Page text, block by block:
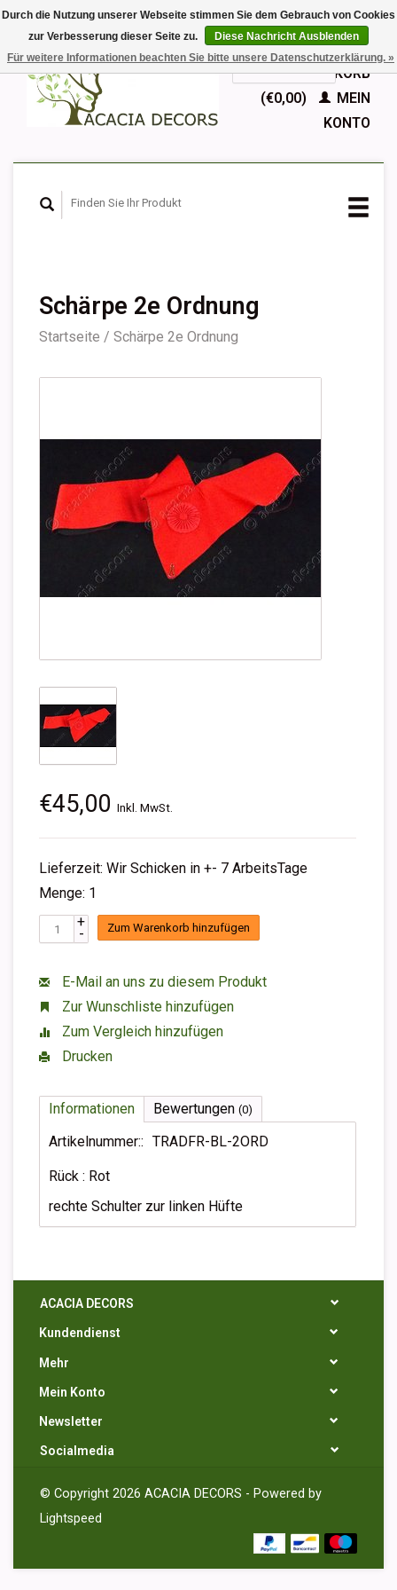
EUR
GBPDeutsch
Nederlands
English
IHR WARENKORB
(€0,00)
MEIN
KONTO
Schärpe 2e Ordnung
Startseite / Schärpe 2e Ordnung
€45,00 Inkl. MwSt.
Lieferzeit: Wir Schicken in +- 7 ArbeitsTage
Menge: 1
+
- Zum Warenkorb hinzufügen
E-Mail an uns zu diesem Produkt
Zur Wunschliste hinzufügen
Zum Vergleich hinzufügen
Drucken
Informationen Bewertungen (0)
Artikelnummer:: TRADFR-BL-2ORD
Rück : Rot
rechte Schulter zur linken Hüfte
ACACIA DECORS
Kundendienst
Mehr
Mein Konto
Newsletter
Socialmedia
© Copyright 2026 ACACIA DECORS - Powered by
Lightspeed
Durch die Nutzung unserer Webseite stimmen Sie dem Gebrauch von Cookies
zur Verbesserung dieser Seite zu.
Diese Nachricht Ausblenden
Für weitere Informationen beachten Sie bitte unsere Datenschutzerklärung. »